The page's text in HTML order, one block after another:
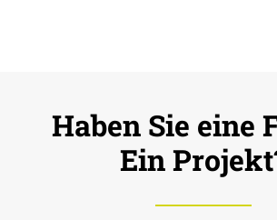
Haben Sie eine
Ein